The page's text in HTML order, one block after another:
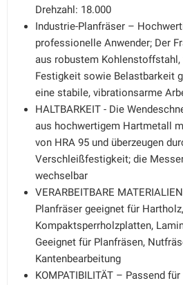
Drehzahl: 18.000
Industrie-Planfräser –
professionelle Anwender; Der
aus robustem Kohlenstoffstahl,
Festigkeit sowie Belastbarkeit
eine stabile, vibrationsarme
HALTBARKEIT - Die
aus hochwertigem Hartmetall
von HRA 95 und überzeugen
Verschleißfestigkeit; die
wechselbar
VERARBEITBARE
Planfräser geeignet für
Kompaktsperrholzplatten,
Geeignet für Planfräsen,
Kantenbearbeitung
KOMPATIBILITÄT – Passend